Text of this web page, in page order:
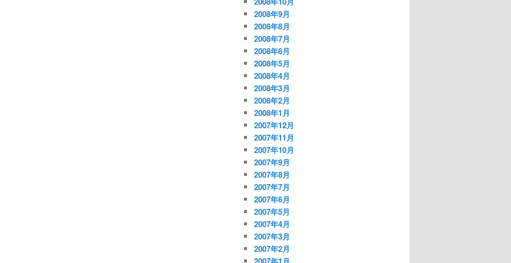
2008年9月
2008年8月
2008年7月
2008年6月
2008年5月
2008年4月
2008年3月
2008年2月
2008年1月
2007年12月
2007年11月
2007年10月
2007年9月
2007年8月
2007年7月
2007年6月
2007年5月
2007年4月
2007年3月
2007年2月